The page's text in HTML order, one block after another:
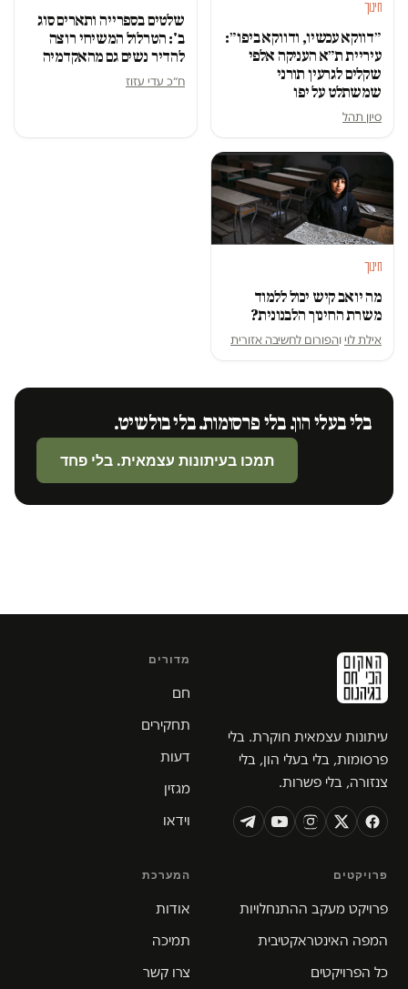
חינוך
״דווקא עכשיו, ודווקא ביפו״:
עיריית ת״א העניקה אלפי
שקלים לגרעין תורני
שמשתלט על יפו
סיון תהל
שלטים בספרייה ותארים סוג
ב': הטרלול המשיחי רוצה
להדיר נשים גם מהאקדמיה
ח״כ עדי עזוז
חינוך
מה יואב קיש יכול ללמוד
משרת החינוך הלבנונית?
אילת לוי והפורום לחשיבה אזורית
בלי בעלי הון. בלי פרסומות. בלי בולשיט.
תמכו בעיתונות עצמאית. בלי פחד
עיתונות עצמאית חוקרת. בלי
פרסומות, בלי בעלי הון, בלי
צנזורה, בלי פשרות.
מדורים
חם
תחקירים
דעות
מגזין
וידאו
פרויקטים
פרויקט מעקב ההתנחלויות
המפה האינטראקטיבית
כל הפרויקטים
המערכת
אודות
תמיכה
צרו קשר